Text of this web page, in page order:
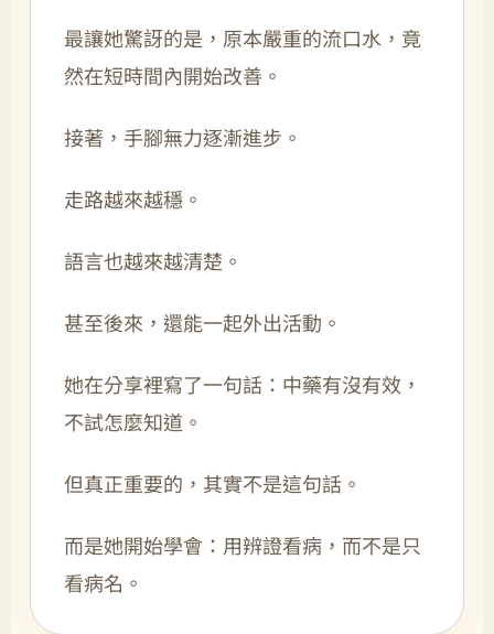
最讓她驚訝的是，原本嚴重的流口水，竟
然在短時間內開始改善。
接著，手腳無力逐漸進步。
走路越來越穩。
語言也越來越清楚。
甚至後來，還能一起外出活動。
她在分享裡寫了一句話：中藥有沒有效，
不試怎麼知道。
但真正重要的，其實不是這句話。
而是她開始學會：用辨證看病，而不是只
看病名。